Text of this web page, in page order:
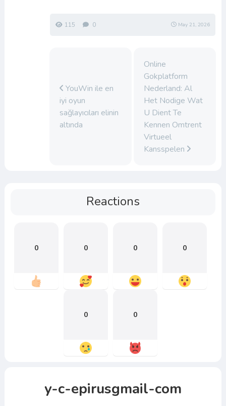
115 0 May 21, 2026
YouWin ile en
iyi oyun
sağlayıcıları elinin
altında
Online
Gokplatform
Nederland: Al
Het Nodige Wat
U Dient Te
Kennen Omtrent
Virtueel
Kansspelen
Reactions
0 0 0 0
0 0
y-c-epirusgmail-com